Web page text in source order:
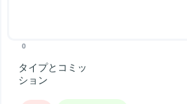
0
タイプとコミッ
ション